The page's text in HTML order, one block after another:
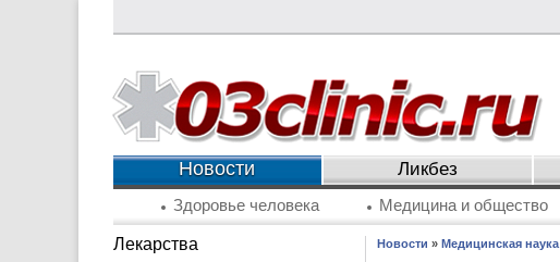
Новости Ликбез
Здоровье человека Медицина и общество
Лекарства
Новости » Медицинская наука